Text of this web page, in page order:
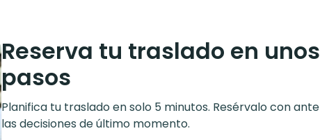
Reserva tu traslado en
pasos
Planifica tu traslado en solo 5 minutos. Resérvalo con
las decisiones de último momento.